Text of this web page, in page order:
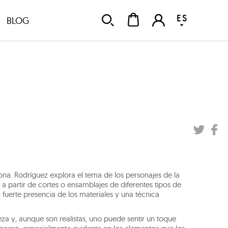
BLOG ES
Rodríguez explora el tema de los personajes de la
partir de cortes o ensamblajes de diferentes tipos de
presencia de los materiales y una técnica
y, aunque son realistas, uno puede sentir un toque